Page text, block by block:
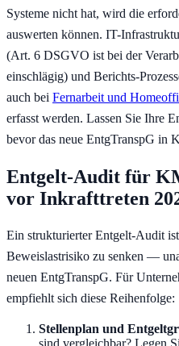
Systeme nicht hat, wird die
auswerten können. IT-
(Art. 6 DSGVO ist bei der
einschlägig) und Berichts-
auch bei Fernarbeit und
erfasst werden. Lassen Sie Ihre
bevor das neue EntgTranspG in
Entgelt-Audit für
vor Inkrafttreten
Ein strukturierter Entgelt-Audit
Beweislastrisiko zu senken —
neuen EntgTranspG. Für
empfiehlt sich diese Reihenfolge:
Stellenplan und